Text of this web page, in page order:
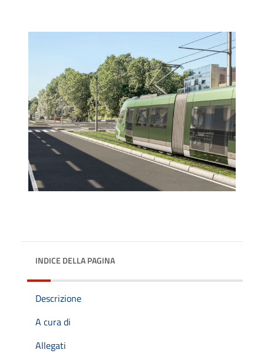
INDICE DELLA PAGINA
Descrizione
A cura di
Allegati